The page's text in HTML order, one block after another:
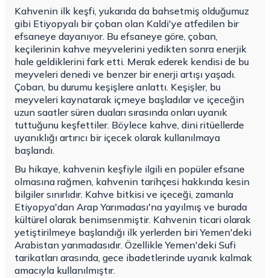
Kahvenin ilk keşfi, yukarıda da bahsetmiş olduğumuz
gibi Etiyopyalı bir çoban olan Kaldi'ye atfedilen bir
efsaneye dayanıyor. Bu efsaneye göre, çoban,
keçilerinin kahve meyvelerini yedikten sonra enerjik
hale geldiklerini fark etti. Merak ederek kendisi de bu
meyveleri denedi ve benzer bir enerji artışı yaşadı.
Çoban, bu durumu keşişlere anlattı. Keşişler, bu
meyveleri kaynatarak içmeye başladılar ve içeceğin
uzun saatler süren duaları sırasında onları uyanık
tuttuğunu keşfettiler. Böylece kahve, dini ritüellerde
uyanıklığı artırıcı bir içecek olarak kullanılmaya
başlandı.
Bu hikaye, kahvenin keşfiyle ilgili en popüler efsane
olmasına rağmen, kahvenin tarihçesi hakkında kesin
bilgiler sınırlıdır. Kahve bitkisi ve içeceği, zamanla
Etiyopya'dan Arap Yarımadası'na yayılmış ve burada
kültürel olarak benimsenmiştir. Kahvenin ticari olarak
yetiştirilmeye başlandığı ilk yerlerden biri Yemen'deki
Arabistan yarımadasıdır. Özellikle Yemen'deki Sufi
tarikatları arasında, gece ibadetlerinde uyanık kalmak
amacıyla kullanılmıştır.